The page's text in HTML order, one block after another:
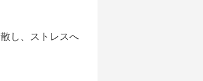
し、ストレスへ